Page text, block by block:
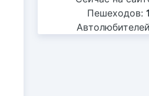
Пешеходов: 1